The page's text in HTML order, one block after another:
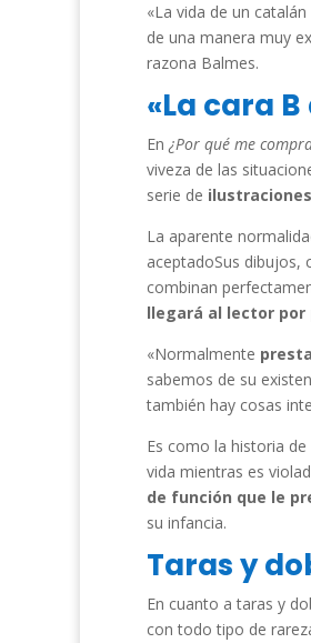
«La vida de un
de una manera muy
razona Balmes.
«La cara
En ¿Por qué me
viveza de las
serie de
La aparente
aceptadoSus dibujos,
combinan
llegará al lector por
«Normalmente
sabemos de su
también hay cosas
Es como la historia
vida mientras es
de función que le
su infancia.
Taras y
En cuanto a taras y
con todo tipo de